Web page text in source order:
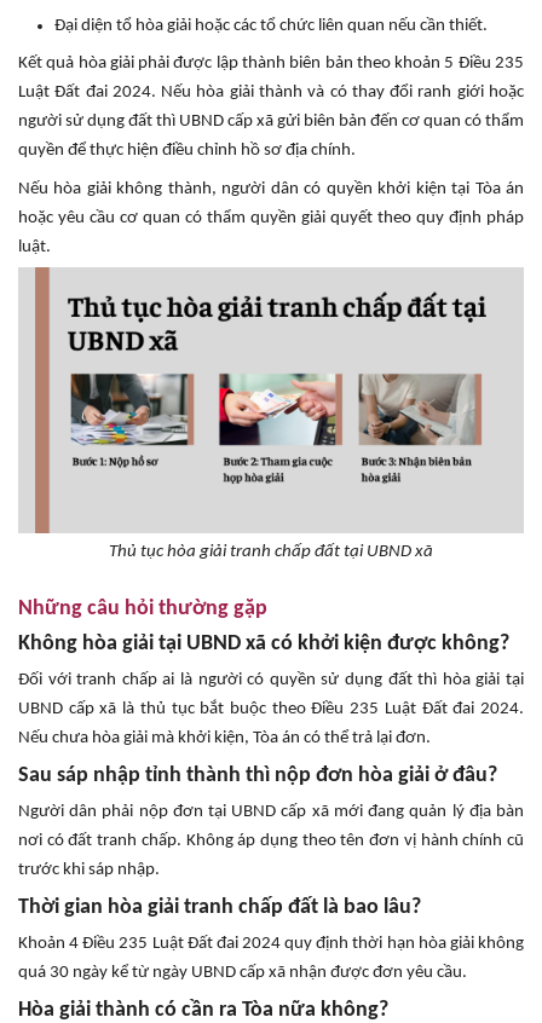
Đại diện tổ hòa giải hoặc các tổ chức liên quan nếu cần thiết.
Kết quả hòa giải phải được lập thành biên bản theo khoản 5 Điều 235
Luật Đất đai 2024. Nếu hòa giải thành và có thay đổi ranh giới hoặc
người sử dụng đất thì UBND cấp xã gửi biên bản đến cơ quan có thẩm
quyền để thực hiện điều chỉnh hồ sơ địa chính.
Nếu hòa giải không thành, người dân có quyền khởi kiện tại Tòa án
hoặc yêu cầu cơ quan có thẩm quyền giải quyết theo quy định pháp
luật.
Thủ tục hòa giải tranh chấp đất tại UBND xã
Những câu hỏi thường gặp
Không hòa giải tại UBND xã có khởi kiện được không?
Đối với tranh chấp ai là người có quyền sử dụng đất thì hòa giải tại
UBND cấp xã là thủ tục bắt buộc theo Điều 235 Luật Đất đai 2024.
Nếu chưa hòa giải mà khởi kiện, Tòa án có thể trả lại đơn.
Sau sáp nhập tỉnh thành thì nộp đơn hòa giải ở đâu?
Người dân phải nộp đơn tại UBND cấp xã mới đang quản lý địa bàn
nơi có đất tranh chấp. Không áp dụng theo tên đơn vị hành chính cũ
trước khi sáp nhập.
Thời gian hòa giải tranh chấp đất là bao lâu?
Khoản 4 Điều 235 Luật Đất đai 2024 quy định thời hạn hòa giải không
quá 30 ngày kể từ ngày UBND cấp xã nhận được đơn yêu cầu.
Hòa giải thành có cần ra Tòa nữa không?